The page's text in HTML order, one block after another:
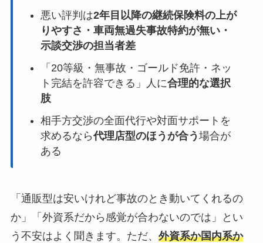
悪い評判は2年目以降の継続保険料の上が
りやすさ・車両無過失事故特約が無い・
示談交渉の担当者差
「20等級・無事故・ゴールド免許・ネッ
ト完結を許容できる」人に合理的な選択
肢
相手方交渉の全面代行や対面サポートを
求めるなら代理店型のほうが合う 場合が
ある
「通販型は安いけれど事故のとき動いてくれるの
か」「外資系だから感覚が合わないのでは」とい
う不安はよく聞きます。ただ、 外資系か国内系か